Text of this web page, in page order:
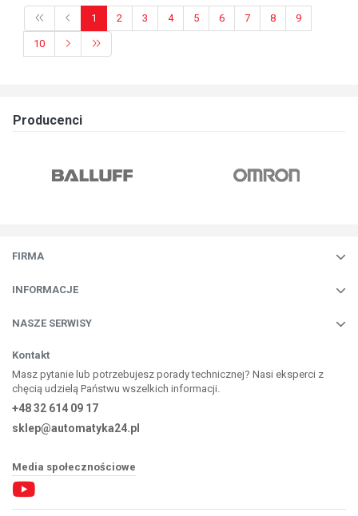
1 2 3 4 5 6 7 8 9
10
Producenci
FIRMA
INFORMACJE
NASZE SERWISY
Kontakt
Masz pytanie lub potrzebujesz porady technicznej? Nasi eksperci z
chęcią udzielą Państwu wszelkich informacji.
+48 32 614 09 17
sklep@automatyka24.pl
Media społecznościowe